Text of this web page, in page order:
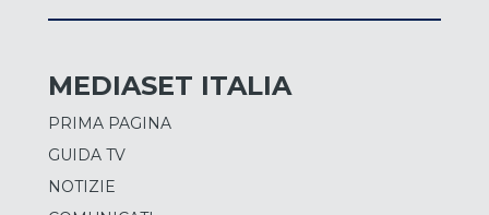
MEDIASET ITALIA
PRIMA PAGINA
GUIDA TV
NOTIZIE